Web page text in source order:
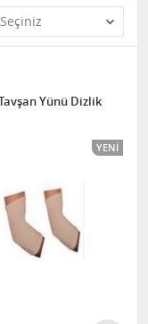
Yünü Dizlik
YENI